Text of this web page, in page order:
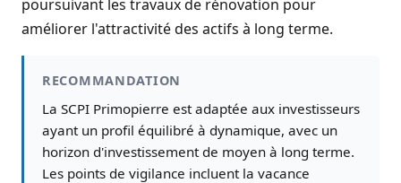
poursuivant les travaux de rénovation pour
améliorer l'attractivité des actifs à long terme.
RECOMMANDATION
La SCPI Primopierre est adaptée aux investisseurs
ayant un profil équilibré à dynamique, avec un
horizon d'investissement de moyen à long terme.
Les points de vigilance incluent la vacance